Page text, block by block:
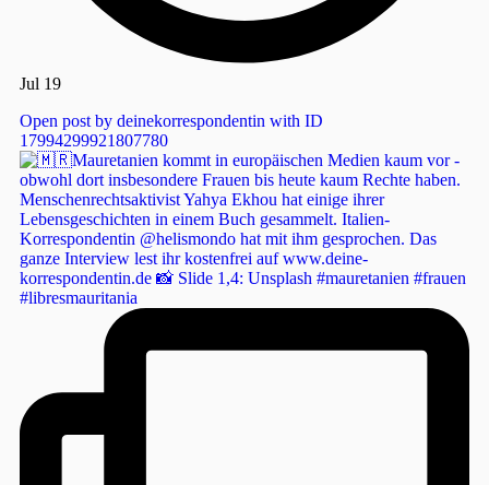
Jul 19
Open post by deinekorrespondentin with ID
17994299921807780